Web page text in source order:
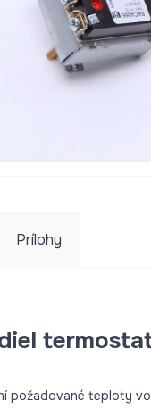
Prílohy
požadované teploty